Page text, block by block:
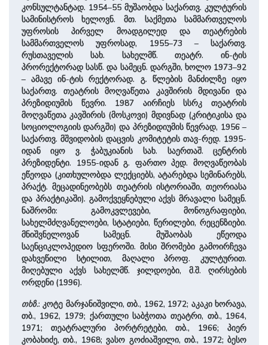
კონსულტანტად. 1954–55 მუშაობდა საქართვ. კულტურის
სამინისტროს ხელოვნ. მთ. საქმეთა სამმართველოს
უფროსის პირველ მოადგილედ და თეატრების
სამმართველოს უფროსად, 1955–73 – საქართვ.
რუსთაველის სახ. სახელმწ. თეატრ. ინ-ტის
პრორექტორად სასწ. და სამეცნ. დარგში, ხოლო 1973–92
– ამავე ინ-ტის რექტორად. გ. წლების მანძილზე იყო
საქართვ. თეატრის მოღვაწეთა კავშირის მდივანი და
პრეზიდიუმის წევრი. 1987 აირჩიეს სსრკ თეატრის
მოღვაწეთა კავშირის (მოსკოვი) მდივნად (კრიტიკისა და
სოციოლოგიის დარგში) და პრეზიდიუმის წევრად, 1956 –
საქართვ. მშვიდობის დაცვის კომიტეტის თავ-რედ. 1995-
იდან იყო ვ. ჭაბუკიანის სახ. საერთაშ. ცენტრის
პრეზიდენტი. 1955-იდან გ. ფართო პედ. მოღვაწეობას
ეწეოდა (კითხულობდა ლექციებს, ატარებდა სემინარებს,
პრაქტ. მეცადინეობებს თეატრის ისტორიაში, თეორიასა
და პრაქტიკაში). გამოქვეყნებული აქვს მრავალი სამეცნ.
ნაშრომი: გამოკვლევები, მონოგრაფიები,
სახელმძღვანელოები, სტატიები, წერილები, რეცენზიები.
მნიშვნელოვან სამეცნ. მუშაობას ეწეოდა
საენციკლოპედიო სფეროში. მისი შრომები გამოირჩევა
დახვეწილი სტილით, მაღალი პროფ. კულტურით.
მიღებული აქვს სახელმწ. ჯილდოები, მ.შ. ღირსების
ორდენი (1996).
თხზ.: კოტე მარჯანიშვილი, თბ., 1962, 1972; აკაკი ხორავა,
თბ., 1962, 1979; ქართული საბჭოთა თეატრი, თბ., 1964,
1971; თეატრალური პორტრეტები, თბ., 1966; პიერ
კობახიძე, თბ., 1968; ვასო გოძიაშვილი, თბ., 1972; ბესო